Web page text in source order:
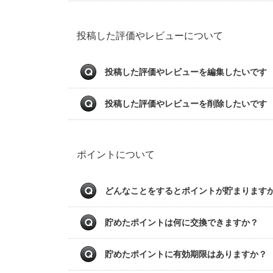
投稿した評価やレビューについて
投稿した評価やレビューを編集したいです
投稿した評価やレビューを削除したいです
ポイントについて
どんなことをするとポイントが貯まります
貯めたポイントは何に交換できますか？
貯めたポイントに有効期限はありますか？